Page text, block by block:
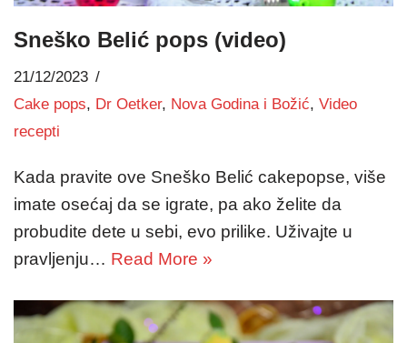
Sneško Belić pops (video)
21/12/2023
Cake pops, Dr Oetker, Nova Godina i Božić, Video
recepti
Kada pravite ove Sneško Belić cakepopse, više
imate osećaj da se igrate, pa ako želite da
probudite dete u sebi, evo prilike. Uživajte u
pravljenju… Read More »